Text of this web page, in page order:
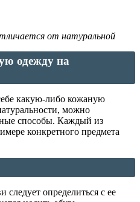
от натуральной
одежду на
какую-либо кожаную
можно
способы. Каждый из
конкретного предмета
определиться с ее